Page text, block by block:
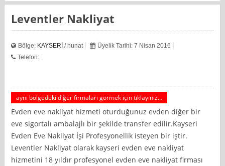
Leventler Nakliyat
Bölge: KAYSERİ / hunat
Üyelik Tarihi: 7 Nisan 2016
Telefon:
aynı bölgedeki diğer firmaları görmek için tıklayınız...
Evden eve nakliyat hizmeti oturduğunuz evden diğer bir
eve sigortalı ambalajlı bir şekilde transfer edilir.Kayseri
Evden Eve Nakliyat İşi Profesyonellik isteyen bir iştir.
Leventler Nakliyat olarak kayseri evden eve nakliyat
hizmetini 18 yıldır profesyonel evden eve nakliyat firması